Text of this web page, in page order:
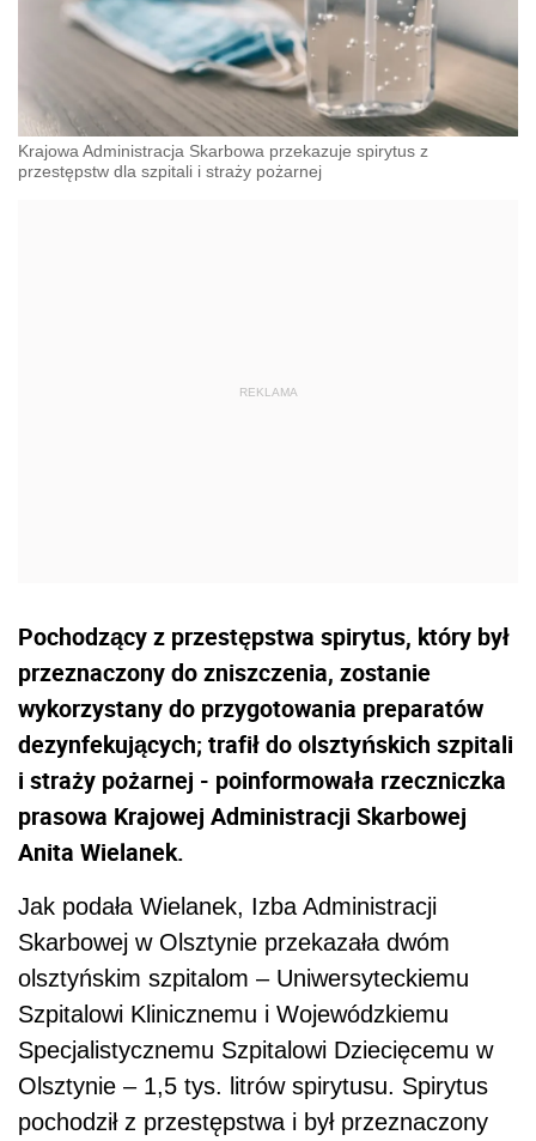
Krajowa Administracja Skarbowa przekazuje spirytus z
przestępstw dla szpitali i straży pożarnej
Pochodzący z przestępstwa spirytus, który był
przeznaczony do zniszczenia, zostanie
wykorzystany do przygotowania preparatów
dezynfekujących; trafił do olsztyńskich szpitali
i straży pożarnej - poinformowała rzeczniczka
prasowa Krajowej Administracji Skarbowej
Anita Wielanek.
Jak podała Wielanek, Izba Administracji
Skarbowej w Olsztynie przekazała dwóm
olsztyńskim szpitalom – Uniwersyteckiemu
Szpitalowi Klinicznemu i Wojewódzkiemu
Specjalistycznemu Szpitalowi Dziecięcemu w
Olsztynie – 1,5 tys. litrów spirytusu. Spirytus
pochodził z przestępstwa i był przeznaczony